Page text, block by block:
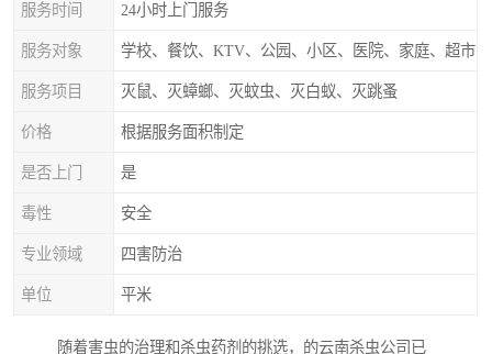
服务时间 24小时上门服务
服务对象 学校、餐饮、KTV、公园、小区、医院、家庭、超市
服务项目 灭鼠、灭蟑螂、灭蚊虫、灭白蚁、灭跳蚤
价格 根据服务面积制定
是否上门 是
毒性 安全
专业领域 四害防治
单位 平米
随着害虫的治理和杀虫药剂的挑选，的云南杀虫公司已